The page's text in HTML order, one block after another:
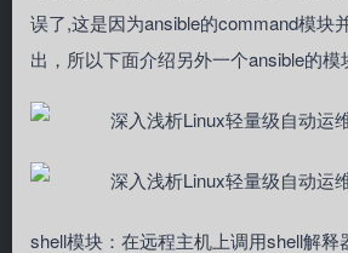
误了,这是因为ansible的command模块
出，所以下面介绍另外一个ansible的模
shell模块：在远程主机上调用shell解释